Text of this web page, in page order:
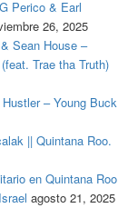
Perico & Earl
26, 2025
Sean House –
Trae tha Truth)
– Young Buck
|| Quintana Roo.
en Quintana Roo
agosto 21, 2025